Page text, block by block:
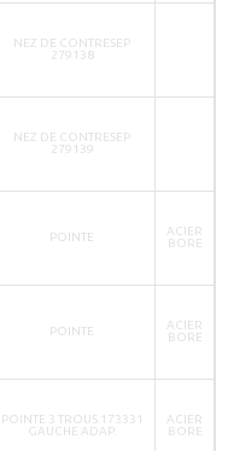
NEZ DE CONTRESEP
279138
NEZ DE CONTRESEP
279139
POINTE
ACIER
BORE
POINTE
ACIER
BORE
POINTE 3 TROUS 173331
GAUCHE ADAP.
ACIER
BORE